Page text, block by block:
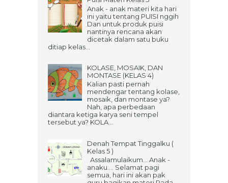
Anak - anak materi kita hari
ini yaitu tentang PUISI nggih
Dan untuk produk puisi
nantinya rencana akan
dicetak dalam satu buku
ditiap kelas...
KOLASE, MOSAIK, DAN
MONTASE (KELAS 4)
Kalian pasti pernah
mendengar tentang kolase,
mosaik, dan montase ya?
Nah, apa perbedaan
diantara ketiga karya seni tempel
tersebut ya? KOLA...
Denah Tempat Tinggalku (
Kelas 5 )
Assalamulaikum... Anak -
anaku.... Selamat pagi
semua, hari ini akan pak